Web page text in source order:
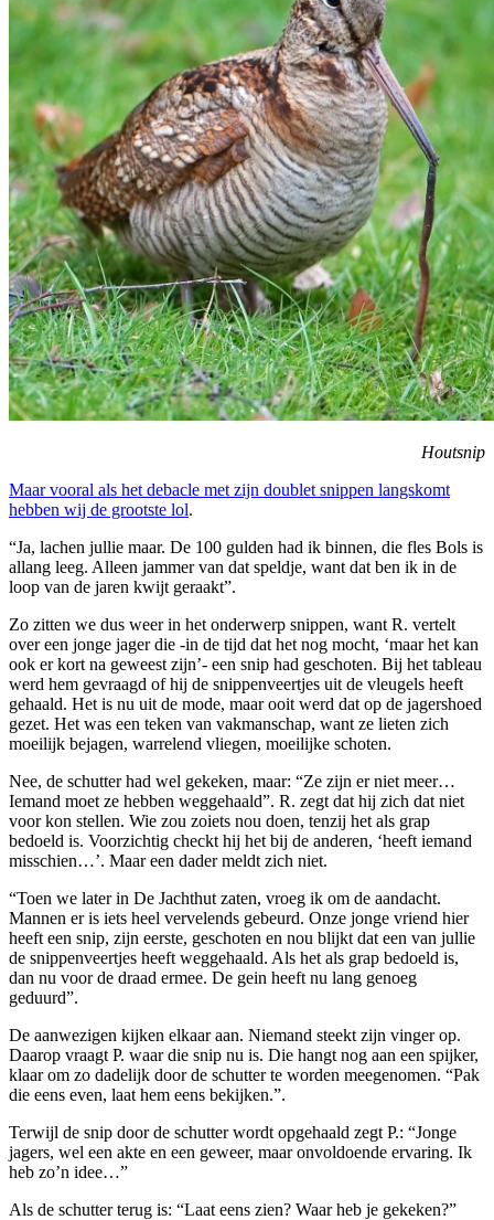
Houtsnip
Maar vooral als het debacle met zijn doublet snippen langskomt
hebben wij de grootste lol.
“Ja, lachen jullie maar. De 100 gulden had ik binnen, die fles Bols is
allang leeg. Alleen jammer van dat speldje, want dat ben ik in de
loop van de jaren kwijt geraakt”.
Zo zitten we dus weer in het onderwerp snippen, want R. vertelt
over een jonge jager die -in de tijd dat het nog mocht, ‘maar het kan
ook er kort na geweest zijn’- een snip had geschoten. Bij het tableau
werd hem gevraagd of hij de snippenveertjes uit de vleugels heeft
gehaald. Het is nu uit de mode, maar ooit werd dat op de jagershoed
gezet. Het was een teken van vakmanschap, want ze lieten zich
moeilijk bejagen, warrelend vliegen, moeilijke schoten.
Nee, de schutter had wel gekeken, maar: “Ze zijn er niet meer…
Iemand moet ze hebben weggehaald”. R. zegt dat hij zich dat niet
voor kon stellen. Wie zou zoiets nou doen, tenzij het als grap
bedoeld is. Voorzichtig checkt hij het bij de anderen, ‘heeft iemand
misschien…’. Maar een dader meldt zich niet.
“Toen we later in De Jachthut zaten, vroeg ik om de aandacht.
Mannen er is iets heel vervelends gebeurd. Onze jonge vriend hier
heeft een snip, zijn eerste, geschoten en nou blijkt dat een van jullie
de snippenveertjes heeft weggehaald. Als het als grap bedoeld is,
dan nu voor de draad ermee. De gein heeft nu lang genoeg
geduurd”.
De aanwezigen kijken elkaar aan. Niemand steekt zijn vinger op.
Daarop vraagt P. waar die snip nu is. Die hangt nog aan een spijker,
klaar om zo dadelijk door de schutter te worden meegenomen. “Pak
die eens even, laat hem eens bekijken.”.
Terwijl de snip door de schutter wordt opgehaald zegt P.: “Jonge
jagers, wel een akte en een geweer, maar onvoldoende ervaring. Ik
heb zo’n idee…”
Als de schutter terug is: “Laat eens zien? Waar heb je gekeken?”